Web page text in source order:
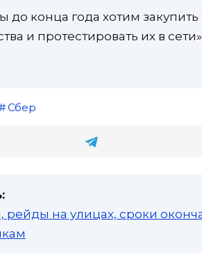
до конца года хотим
и протестировать их в
Сбер
рейды на улицах, сроки